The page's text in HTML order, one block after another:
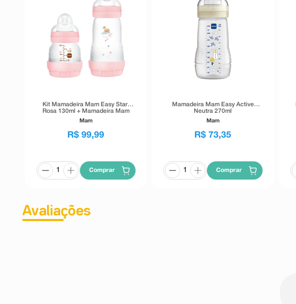
Kit Mamadeira Mam Easy Start
Rosa 130ml + Mamadeira Mam
Easy Start Rosa 260ml
Mam
R$ 99,99
Comprar
Mamadeira Mam Easy Active
Neutra 270ml
Mam
R$ 73,35
Comprar
Avaliações